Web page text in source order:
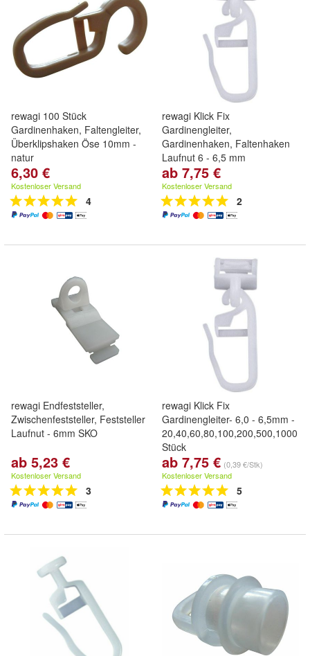
rewagi 100 Stück
Gardinenhaken, Faltengleiter,
Überklipshaken Öse 10mm -
natur
6,30 €
Kostenloser Versand
4
rewagi Klick Fix
Gardinengleiter,
Gardinenhaken, Faltenhaken
Laufnut 6 - 6,5 mm
ab 7,75 €
Kostenloser Versand
2
rewagi Endfeststeller,
Zwischenfeststeller, Feststeller
Laufnut - 6mm SKO
ab 5,23 €
Kostenloser Versand
3
rewagi Klick Fix
Gardinengleiter- 6,0 - 6,5mm -
20,40,60,80,100,200,500,1000
Stück
ab 7,75 € (0,39 €/Stk)
Kostenloser Versand
5